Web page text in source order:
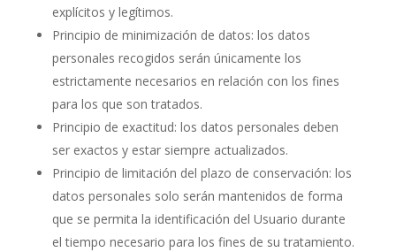
explícitos y legítimos.
Principio de minimización de datos: los datos
personales recogidos serán únicamente los
estrictamente necesarios en relación con los fines
para los que son tratados.
Principio de exactitud: los datos personales deben
ser exactos y estar siempre actualizados.
Principio de limitación del plazo de conservación: los
datos personales solo serán mantenidos de forma
que se permita la identificación del Usuario durante
el tiempo necesario para los fines de su tratamiento.